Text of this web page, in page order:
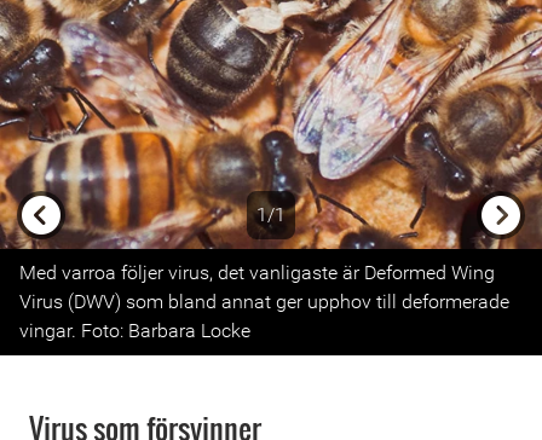
1/1
Previous
Med varroa följer virus, det vanligaste är Deformed Wing
Virus (DWV) som bland annat ger upphov till deformerade
vingar. Foto: Barbara Locke
Virus som försvinner